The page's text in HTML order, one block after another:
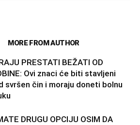
MORE FROM AUTHOR
PRESTATI BEŽATI OD
Ovi znaci će biti stavljeni
svršen čin i moraju doneti bolnu
DRUGU OPCIJU OSIM DA